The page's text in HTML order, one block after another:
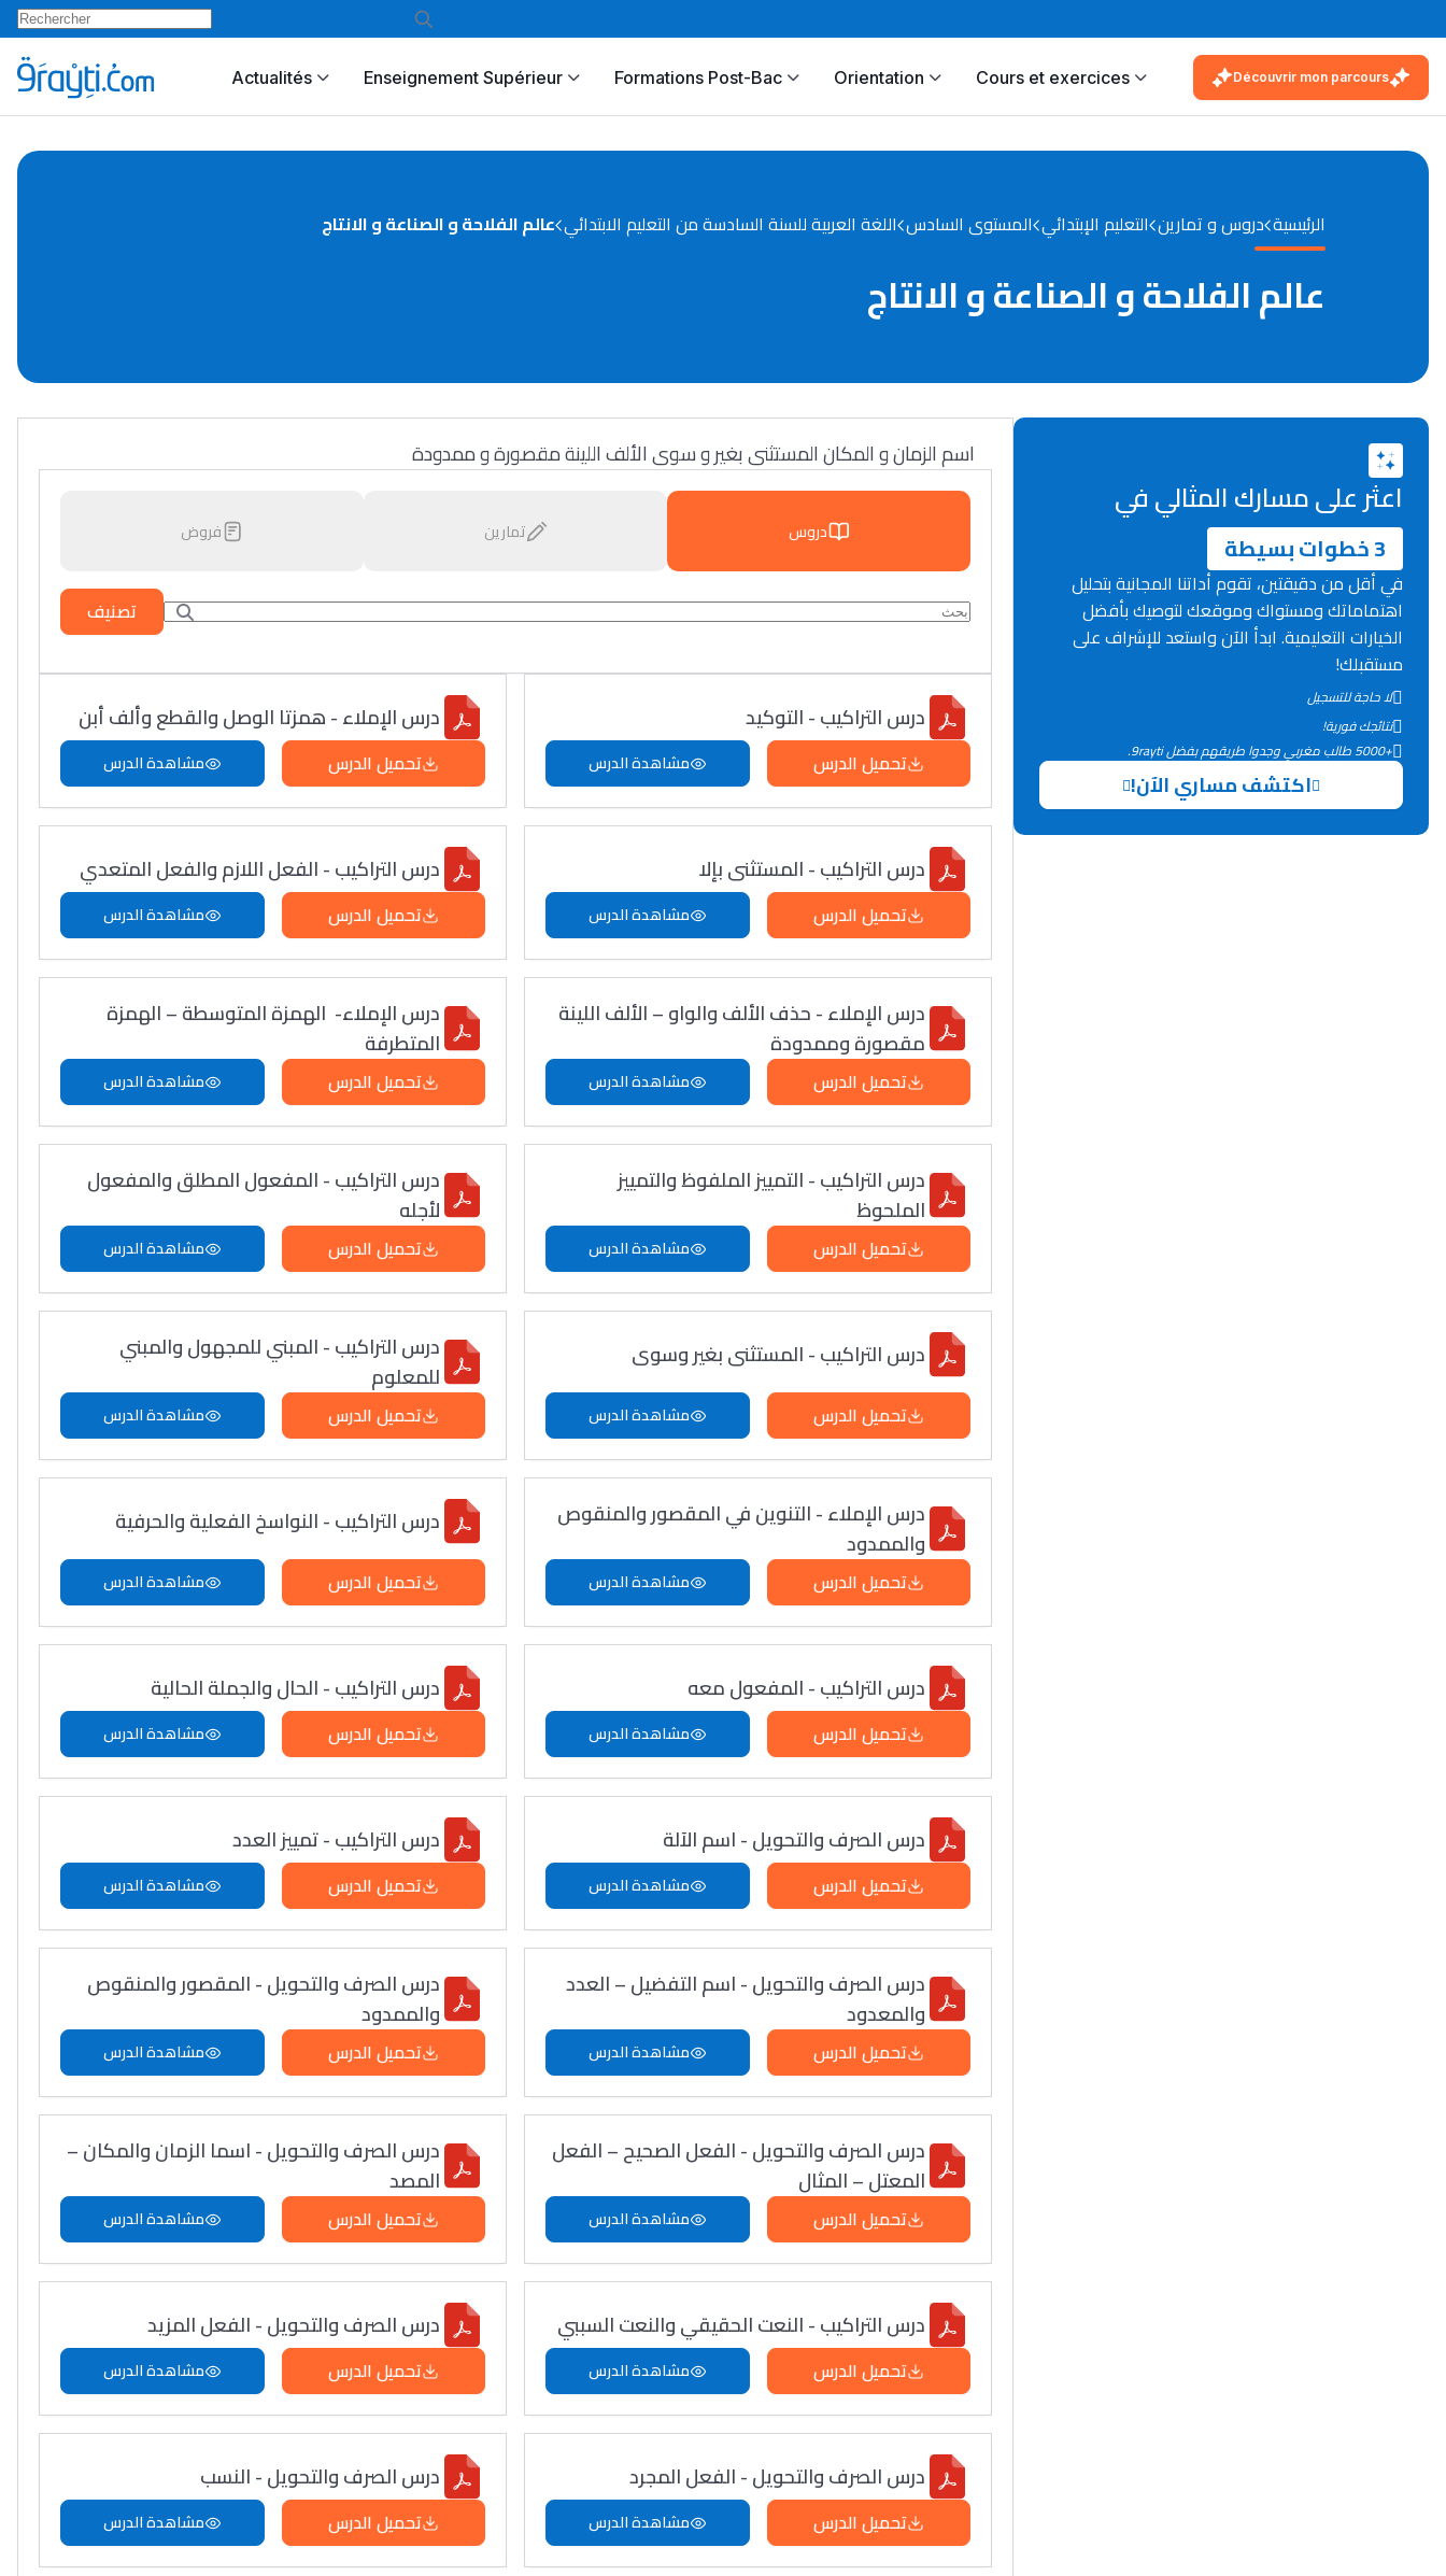
Actualités Enseignement Supérieur Formations Post-Bac Orientation Cours et exercices Découvrir mon parcours
الرئيسية دروس و تمارين التعليم الإبتدائي المستوى السادس اللغة العربية للسنة السادسة من التعليم الابتدائي عالم الفلاحة و الصناعة و الانتاج
عالم الفلاحة و الصناعة و الانتاج
اسم الزمان و المكان المستثنى بغير و سوى الألف اللينة مقصورة و ممدودة
دروس تمارين فروض
تصنيف
درس التراكيب - التوكيد
تحميل الدرس مشاهدة الدرس
درس الإملاء - همزتا الوصل والقطع وألف أبن
تحميل الدرس مشاهدة الدرس
درس التراكيب - المستثنى بإلا
تحميل الدرس مشاهدة الدرس
درس التراكيب - الفعل اللازم والفعل المتعدي
تحميل الدرس مشاهدة الدرس
درس الإملاء - حذف الألف والواو – الألف اللينة
مقصورة وممدودة
تحميل الدرس مشاهدة الدرس
درس الإملاء- الهمزة المتوسطة – الهمزة
المتطرفة
تحميل الدرس مشاهدة الدرس
درس التراكيب - التمييز الملفوظ والتمييز
الملحوظ
تحميل الدرس مشاهدة الدرس
درس التراكيب - المفعول المطلق والمفعول
لأجله
تحميل الدرس مشاهدة الدرس
درس التراكيب - المستثنى بغير وسوى
تحميل الدرس مشاهدة الدرس
درس التراكيب - المبني للمجهول والمبني
للمعلوم
تحميل الدرس مشاهدة الدرس
درس الإملاء - التنوين في المقصور والمنقوص
والممدود
تحميل الدرس مشاهدة الدرس
درس التراكيب - النواسخ الفعلية والحرفية
تحميل الدرس مشاهدة الدرس
درس التراكيب - المفعول معه
تحميل الدرس مشاهدة الدرس
درس التراكيب - الحال والجملة الحالية
تحميل الدرس مشاهدة الدرس
درس الصرف والتحويل - اسم الآلة
تحميل الدرس مشاهدة الدرس
درس التراكيب - تمييز العدد
تحميل الدرس مشاهدة الدرس
درس الصرف والتحويل - اسم التفضيل – العدد
والمعدود
تحميل الدرس مشاهدة الدرس
درس الصرف والتحويل - المقصور والمنقوص
والممدود
تحميل الدرس مشاهدة الدرس
درس الصرف والتحويل - الفعل الصحيح – الفعل
المعتل – المثال
تحميل الدرس مشاهدة الدرس
درس الصرف والتحويل - اسما الزمان والمكان –
المصد
تحميل الدرس مشاهدة الدرس
درس التراكيب - النعت الحقيقي والنعت السببي
تحميل الدرس مشاهدة الدرس
درس الصرف والتحويل - الفعل المزيد
تحميل الدرس مشاهدة الدرس
درس الصرف والتحويل - الفعل المجرد
تحميل الدرس مشاهدة الدرس
درس الصرف والتحويل - النسب
تحميل الدرس مشاهدة الدرس
اعثر على مسارك المثالي في
3 خطوات بسيطة
في أقل من دقيقتين، تقوم أداتنا المجانية بتحليل
اهتماماتك ومستواك وموقعك لتوصيك بأفضل
الخيارات التعليمية. ابدأ الآن واستعد للإشراف على
مستقبلك!
لا حاجة للتسجيل
نتائجك فورية!
+5000 طالب مغربي وجدوا طريقهم بفضل 9rayti.
اكتشف مساري الآن!